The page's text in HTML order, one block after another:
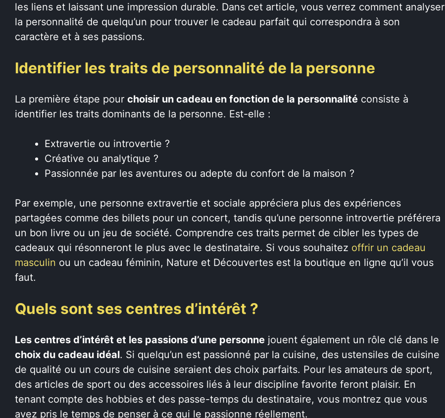
les liens et laissant une impression durable. Dans cet article, vous verrez comment analyser
la personnalité de quelqu’un pour trouver le cadeau parfait qui correspondra à son
caractère et à ses passions.
Identifier les traits de personnalité de la personne
La première étape pour choisir un cadeau en fonction de la personnalité consiste à
identifier les traits dominants de la personne. Est-elle :
Extravertie ou introvertie ?
Créative ou analytique ?
Passionnée par les aventures ou adepte du confort de la maison ?
Par exemple, une personne extravertie et sociale appréciera plus des expériences
partagées comme des billets pour un concert, tandis qu’une personne introvertie préférera
un bon livre ou un jeu de société. Comprendre ces traits permet de cibler les types de
cadeaux qui résonneront le plus avec le destinataire. Si vous souhaitez offrir un cadeau
masculin ou un cadeau féminin, Nature et Découvertes est la boutique en ligne qu’il vous
faut.
Quels sont ses centres d’intérêt ?
Les centres d’intérêt et les passions d’une personne jouent également un rôle clé dans le
choix du cadeau idéal. Si quelqu’un est passionné par la cuisine, des ustensiles de cuisine
de qualité ou un cours de cuisine seraient des choix parfaits. Pour les amateurs de sport,
des articles de sport ou des accessoires liés à leur discipline favorite feront plaisir. En
tenant compte des hobbies et des passe-temps du destinataire, vous montrez que vous
avez pris le temps de penser à ce qui le passionne réellement.